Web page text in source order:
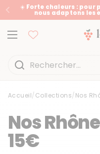
Passer au contenu
Précédent
☀️ Forte chaleurs : pour
nous adaptons les
Ouvrir le menu
Accueil
Accueil/Collections/Nos
Nos
15€